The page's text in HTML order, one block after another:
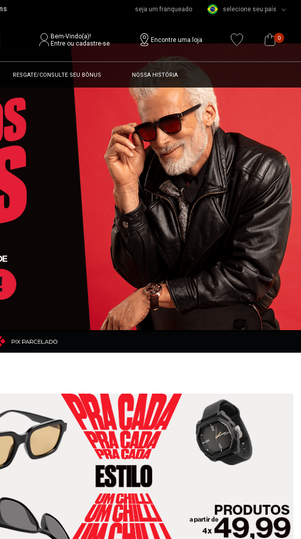
seja um franqueado selecione seu país
Bem-Vindo(a)!
Entre ou cadastre-se
Encontre uma loja 0
RESGATE/CONSULTE SEU BÔNUS NOSSA HISTÓRIA